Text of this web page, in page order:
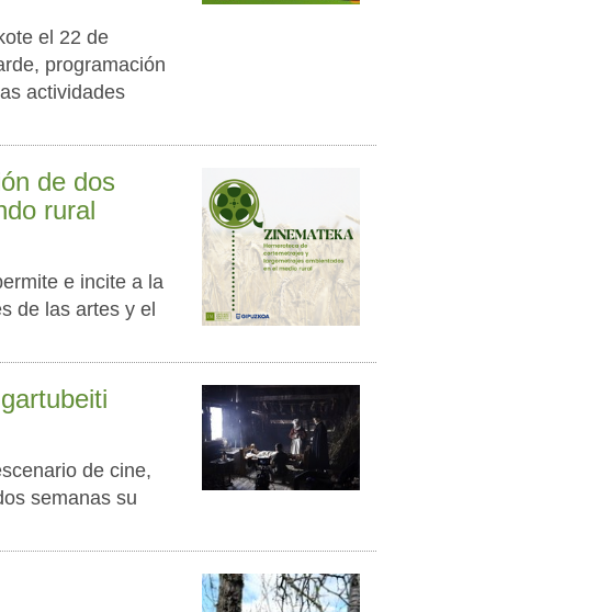
el 22 de
programación
actividades
de dos
rural
e incite a la
de las artes y el
de cine,
semanas su